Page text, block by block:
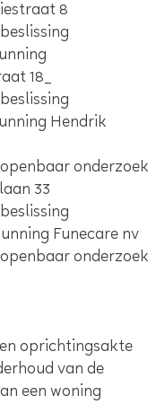
8
18_
Hendrik
onderzoek
33
Funecare nv
onderzoek
oprichtingsakte
van de
een woning